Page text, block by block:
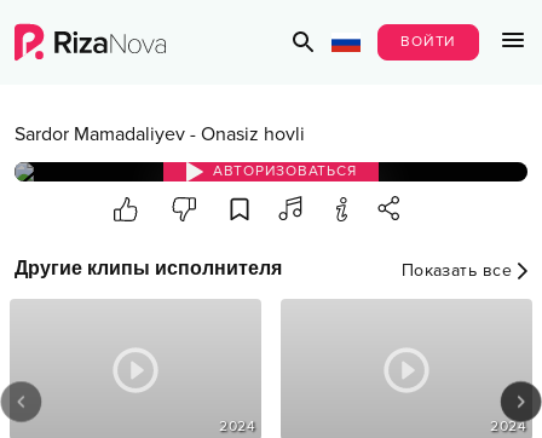
ВОЙТИ
Sardor Mamadaliyev - Onasiz hovli
АВТОРИЗОВАТЬСЯ
Другие клипы исполнителя Показать все
2024 2024